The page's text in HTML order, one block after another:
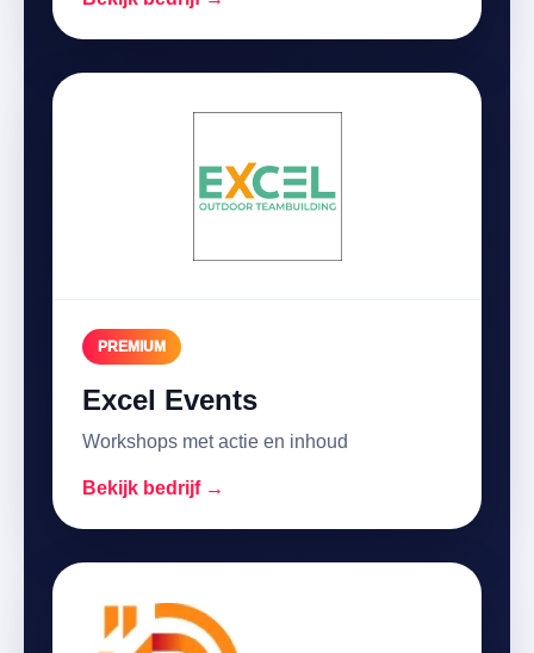
PREMIUM
Excel Events
Workshops met actie en inhoud
Bekijk bedrijf →